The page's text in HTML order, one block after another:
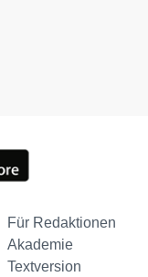
Für Redaktionen
Akademie
Textversion